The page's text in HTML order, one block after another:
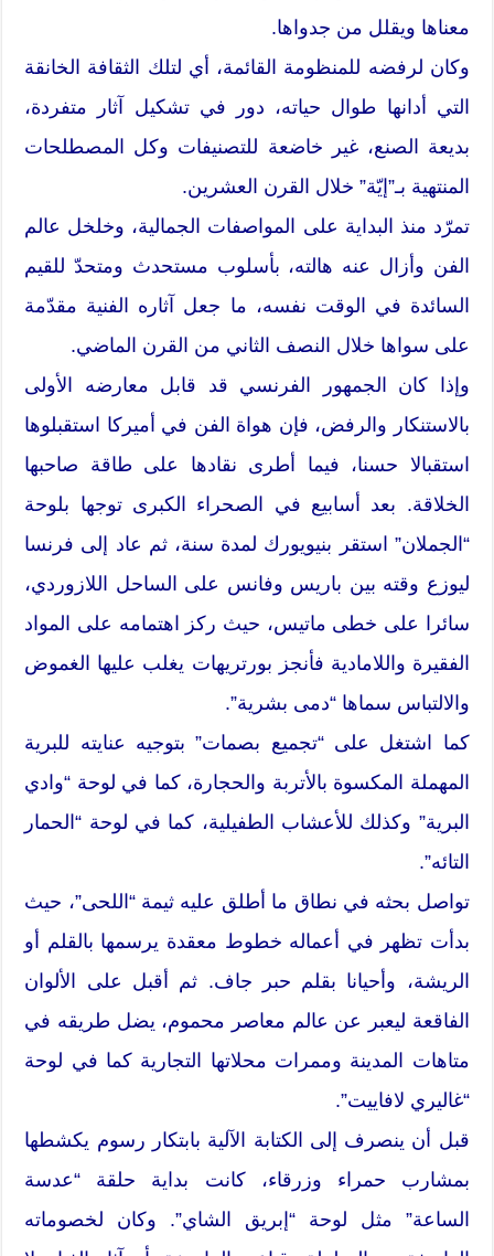
معناها ويقلل من جدواها.
وكان لرفضه للمنظومة القائمة، أي لتلك الثقافة الخانقة
التي أدانها طوال حياته، دور في تشكيل آثار متفردة،
بديعة الصنع، غير خاضعة للتصنيفات وكل المصطلحات
المنتهية بـ”إيّة” خلال القرن العشرين.
تمرّد منذ البداية على المواصفات الجمالية، وخلخل عالم
الفن وأزال عنه هالته، بأسلوب مستحدث ومتحدّ للقيم
السائدة في الوقت نفسه، ما جعل آثاره الفنية مقدّمة
على سواها خلال النصف الثاني من القرن الماضي.
وإذا كان الجمهور الفرنسي قد قابل معارضه الأولى
بالاستنكار والرفض، فإن هواة الفن في أميركا استقبلوها
استقبالا حسنا، فيما أطرى نقادها على طاقة صاحبها
الخلاقة. بعد أسابيع في الصحراء الكبرى توجها بلوحة
“الجملان” استقر بنيويورك لمدة سنة، ثم عاد إلى فرنسا
ليوزع وقته بين باريس وفانس على الساحل اللازوردي،
سائرا على خطى ماتيس، حيث ركز اهتمامه على المواد
الفقيرة واللامادية فأنجز بورتريهات يغلب عليها الغموض
والالتباس سماها “دمى بشرية”.
كما اشتغل على “تجميع بصمات” بتوجيه عنايته للبرية
المهملة المكسوة بالأتربة والحجارة، كما في لوحة “وادي
البرية” وكذلك للأعشاب الطفيلية، كما في لوحة “الحمار
التائه”.
تواصل بحثه في نطاق ما أطلق عليه ثيمة “اللحى”، حيث
بدأت تظهر في أعماله خطوط معقدة يرسمها بالقلم أو
الريشة، وأحيانا بقلم حبر جاف. ثم أقبل على الألوان
الفاقعة ليعبر عن عالم معاصر محموم، يضل طريقه في
متاهات المدينة وممرات محلاتها التجارية كما في لوحة
“غاليري لافاييت”.
قبل أن ينصرف إلى الكتابة الآلية بابتكار رسوم يكشطها
بمشارب حمراء وزرقاء، كانت بداية حلقة “عدسة
الساعة” مثل لوحة “إبريق الشاي”. وكان لخصوماته